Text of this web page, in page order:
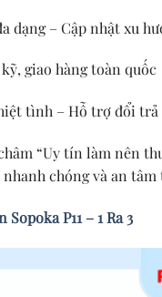
dạng – Cập nhật xu
giao hàng toàn quốc
tình – Hỗ trợ đổi trả
“Uy tín làm nên
chóng và an
P11 – 1 Ra 3